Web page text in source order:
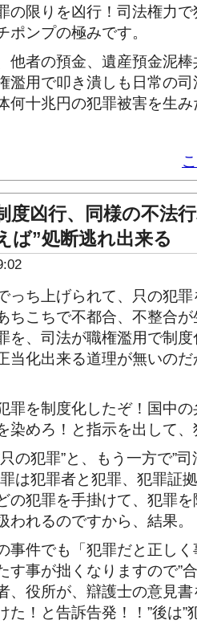
の限りを凶行！司法権力
ポンプの極みです。
他者の預金、遺産預金泥
濫用で叩き潰しも日常の
何十兆円の犯罪被害を生
度凶行、同様の不法
ば”処断逃れ出来る
っち上げられて、只の犯
ちこちで不都合、不整合
を、司法が職権濫用で制
当化出来る道理が無いの
罪を制度化したぞ！国中
染めろ！と指示を出して
の犯罪”と、もう一方で”
は犯罪者と犯罪、犯罪証
の犯罪を手掛けて、犯罪
われるのですから、結果。
事件でも「犯罪だと正し
す事が拙くなりますので”
、役所が、辯護士の意見
た！と告訴告発！！”後は